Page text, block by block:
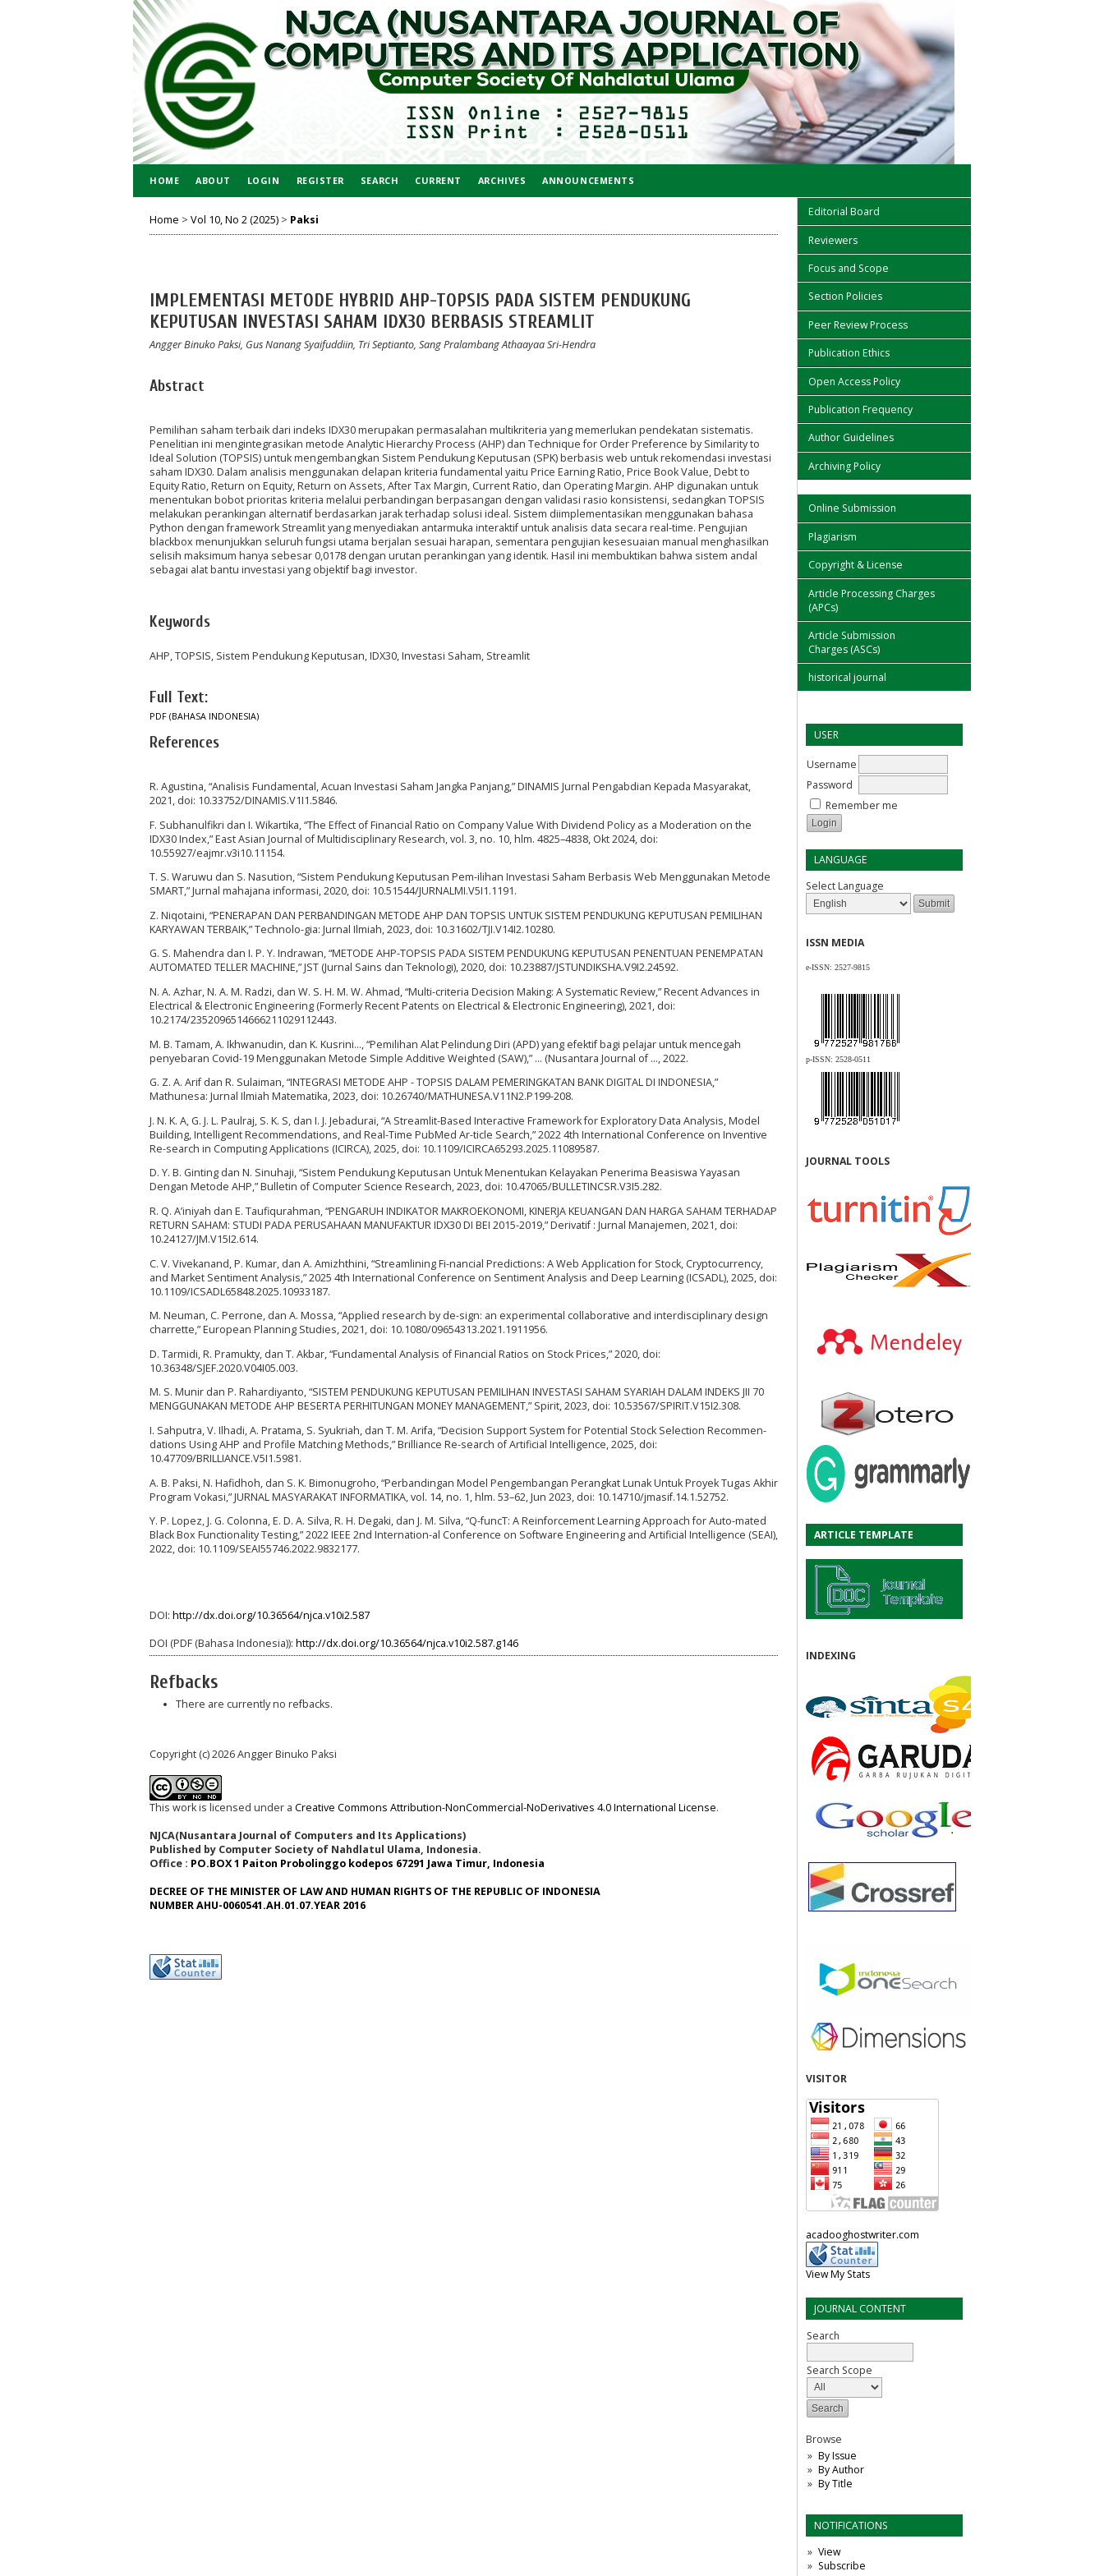
Editorial Board
Reviewers
Focus and Scope
Section Policies
Peer Review Process
Publication Ethics
Open Access Policy
Publication Frequency
Author Guidelines
Archiving Policy
Online Submission
Plagiarism
Copyright & License
Article Processing Charges
(APCs)
Article Submission
Charges (ASCs)
historical journal
USER
Username
Password
Remember me
LANGUAGE
Select Language
ISSN MEDIA
e-ISSN: 2527-9815
p-ISSN: 2528-0511
JOURNAL TOOLS
ARTICLE TEMPLATE
INDEXING
VISITOR
acadooghostwriter.com
View My Stats
JOURNAL CONTENT
Search
Search Scope
Browse
By Issue
By Author
By Title
NOTIFICATIONS
View
Subscribe
HOME ABOUT LOGIN REGISTER SEARCH CURRENT ARCHIVES ANNOUNCEMENTS
Home > Vol 10, No 2 (2025) > Paksi
IMPLEMENTASI METODE HYBRID AHP-TOPSIS PADA SISTEM PENDUKUNG
KEPUTUSAN INVESTASI SAHAM IDX30 BERBASIS STREAMLIT
Angger Binuko Paksi, Gus Nanang Syaifuddiin, Tri Septianto, Sang Pralambang Athaayaa Sri-Hendra
Abstract
Pemilihan saham terbaik dari indeks IDX30 merupakan permasalahan multikriteria yang memerlukan pendekatan sistematis.
Penelitian ini mengintegrasikan metode Analytic Hierarchy Process (AHP) dan Technique for Order Preference by Similarity to
Ideal Solution (TOPSIS) untuk mengembangkan Sistem Pendukung Keputusan (SPK) berbasis web untuk rekomendasi investasi
saham IDX30. Dalam analisis menggunakan delapan kriteria fundamental yaitu Price Earning Ratio, Price Book Value, Debt to
Equity Ratio, Return on Equity, Return on Assets, After Tax Margin, Current Ratio, dan Operating Margin. AHP digunakan untuk
menentukan bobot prioritas kriteria melalui perbandingan berpasangan dengan validasi rasio konsistensi, sedangkan TOPSIS
melakukan perankingan alternatif berdasarkan jarak terhadap solusi ideal. Sistem diimplementasikan menggunakan bahasa
Python dengan framework Streamlit yang menyediakan antarmuka interaktif untuk analisis data secara real-time. Pengujian
blackbox menunjukkan seluruh fungsi utama berjalan sesuai harapan, sementara pengujian kesesuaian manual menghasilkan
selisih maksimum hanya sebesar 0,0178 dengan urutan perankingan yang identik. Hasil ini membuktikan bahwa sistem andal
sebagai alat bantu investasi yang objektif bagi investor.
Keywords
AHP, TOPSIS, Sistem Pendukung Keputusan, IDX30, Investasi Saham, Streamlit
Full Text:
PDF (BAHASA INDONESIA)
References
R. Agustina, “Analisis Fundamental, Acuan Investasi Saham Jangka Panjang,” DINAMIS Jurnal Pengabdian Kepada Masyarakat,
2021, doi: 10.33752/DINAMIS.V1I1.5846.
F. Subhanulfikri dan I. Wikartika, “The Effect of Financial Ratio on Company Value With Dividend Policy as a Moderation on the
IDX30 Index,” East Asian Journal of Multidisciplinary Research, vol. 3, no. 10, hlm. 4825–4838, Okt 2024, doi:
10.55927/eajmr.v3i10.11154.
T. S. Waruwu dan S. Nasution, “Sistem Pendukung Keputusan Pem-ilihan Investasi Saham Berbasis Web Menggunakan Metode
SMART,” Jurnal mahajana informasi, 2020, doi: 10.51544/JURNALMI.V5I1.1191.
Z. Niqotaini, “PENERAPAN DAN PERBANDINGAN METODE AHP DAN TOPSIS UNTUK SISTEM PENDUKUNG KEPUTUSAN PEMILIHAN
KARYAWAN TERBAIK,” Technolo-gia: Jurnal Ilmiah, 2023, doi: 10.31602/TJI.V14I2.10280.
G. S. Mahendra dan I. P. Y. Indrawan, “METODE AHP-TOPSIS PADA SISTEM PENDUKUNG KEPUTUSAN PENENTUAN PENEMPATAN
AUTOMATED TELLER MACHINE,” JST (Jurnal Sains dan Teknologi), 2020, doi: 10.23887/JSTUNDIKSHA.V9I2.24592.
N. A. Azhar, N. A. M. Radzi, dan W. S. H. M. W. Ahmad, “Multi-criteria Decision Making: A Systematic Review,” Recent Advances in
Electrical & Electronic Engineering (Formerly Recent Patents on Electrical & Electronic Engineering), 2021, doi:
10.2174/2352096514666211029112443.
M. B. Tamam, A. Ikhwanudin, dan K. Kusrini…, “Pemilihan Alat Pelindung Diri (APD) yang efektif bagi pelajar untuk mencegah
penyebaran Covid-19 Menggunakan Metode Simple Additive Weighted (SAW),” … (Nusantara Journal of …, 2022.
G. Z. A. Arif dan R. Sulaiman, “INTEGRASI METODE AHP - TOPSIS DALAM PEMERINGKATAN BANK DIGITAL DI INDONESIA,”
Mathunesa: Jurnal Ilmiah Matematika, 2023, doi: 10.26740/MATHUNESA.V11N2.P199-208.
J. N. K. A, G. J. L. Paulraj, S. K. S, dan I. J. Jebadurai, “A Streamlit-Based Interactive Framework for Exploratory Data Analysis, Model
Building, Intelligent Recommendations, and Real-Time PubMed Ar-ticle Search,” 2022 4th International Conference on Inventive
Re-search in Computing Applications (ICIRCA), 2025, doi: 10.1109/ICIRCA65293.2025.11089587.
D. Y. B. Ginting dan N. Sinuhaji, “Sistem Pendukung Keputusan Untuk Menentukan Kelayakan Penerima Beasiswa Yayasan
Dengan Metode AHP,” Bulletin of Computer Science Research, 2023, doi: 10.47065/BULLETINCSR.V3I5.282.
R. Q. A’iniyah dan E. Taufiqurahman, “PENGARUH INDIKATOR MAKROEKONOMI, KINERJA KEUANGAN DAN HARGA SAHAM TERHADAP
RETURN SAHAM: STUDI PADA PERUSAHAAN MANUFAKTUR IDX30 DI BEI 2015-2019,” Derivatif : Jurnal Manajemen, 2021, doi:
10.24127/JM.V15I2.614.
C. V. Vivekanand, P. Kumar, dan A. Amizhthini, “Streamlining Fi-nancial Predictions: A Web Application for Stock, Cryptocurrency,
and Market Sentiment Analysis,” 2025 4th International Conference on Sentiment Analysis and Deep Learning (ICSADL), 2025, doi:
10.1109/ICSADL65848.2025.10933187.
M. Neuman, C. Perrone, dan A. Mossa, “Applied research by de-sign: an experimental collaborative and interdisciplinary design
charrette,” European Planning Studies, 2021, doi: 10.1080/09654313.2021.1911956.
D. Tarmidi, R. Pramukty, dan T. Akbar, “Fundamental Analysis of Financial Ratios on Stock Prices,” 2020, doi:
10.36348/SJEF.2020.V04I05.003.
M. S. Munir dan P. Rahardiyanto, “SISTEM PENDUKUNG KEPUTUSAN PEMILIHAN INVESTASI SAHAM SYARIAH DALAM INDEKS JII 70
MENGGUNAKAN METODE AHP BESERTA PERHITUNGAN MONEY MANAGEMENT,” Spirit, 2023, doi: 10.53567/SPIRIT.V15I2.308.
I. Sahputra, V. Ilhadi, A. Pratama, S. Syukriah, dan T. M. Arifa, “Decision Support System for Potential Stock Selection Recommen-
dations Using AHP and Profile Matching Methods,” Brilliance Re-search of Artificial Intelligence, 2025, doi:
10.47709/BRILLIANCE.V5I1.5981.
A. B. Paksi, N. Hafidhoh, dan S. K. Bimonugroho, “Perbandingan Model Pengembangan Perangkat Lunak Untuk Proyek Tugas Akhir
Program Vokasi,” JURNAL MASYARAKAT INFORMATIKA, vol. 14, no. 1, hlm. 53–62, Jun 2023, doi: 10.14710/jmasif.14.1.52752.
Y. P. Lopez, J. G. Colonna, E. D. A. Silva, R. H. Degaki, dan J. M. Silva, “Q-funcT: A Reinforcement Learning Approach for Auto-mated
Black Box Functionality Testing,” 2022 IEEE 2nd Internation-al Conference on Software Engineering and Artificial Intelligence (SEAI),
2022, doi: 10.1109/SEAI55746.2022.9832177.
DOI: http://dx.doi.org/10.36564/njca.v10i2.587
DOI (PDF (Bahasa Indonesia)): http://dx.doi.org/10.36564/njca.v10i2.587.g146
Refbacks
There are currently no refbacks.
Copyright (c) 2026 Angger Binuko Paksi
This work is licensed under a Creative Commons Attribution-NonCommercial-NoDerivatives 4.0 International License.
NJCA(Nusantara Journal of Computers and Its Applications)
Published by Computer Society of Nahdlatul Ulama, Indonesia.
Office : PO.BOX 1 Paiton Probolinggo kodepos 67291 Jawa Timur, Indonesia
DECREE OF THE MINISTER OF LAW AND HUMAN RIGHTS OF THE REPUBLIC OF INDONESIA
NUMBER AHU-0060541.AH.01.07.YEAR 2016